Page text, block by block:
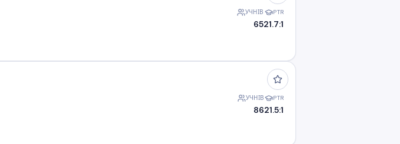
УЧНІВ
65
PTR
21.7:1
УЧНІВ
86
PTR
21.5:1